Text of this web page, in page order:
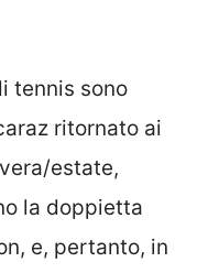
tennis sono
ritornato ai
estate,
la doppietta
e, pertanto, in